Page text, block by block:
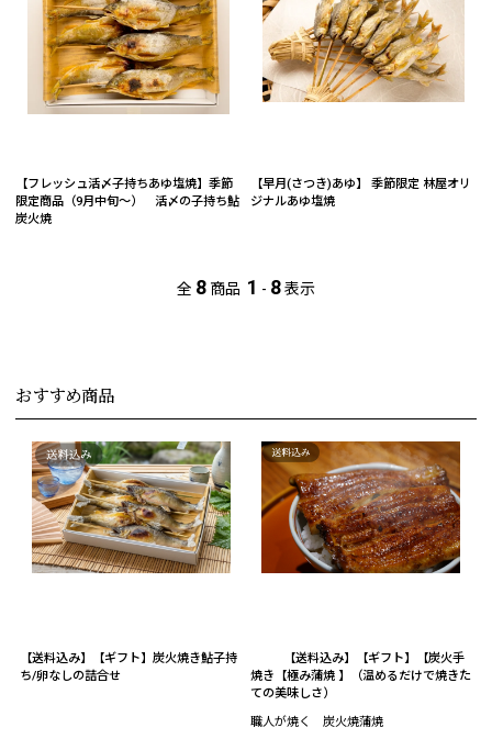
【フレッシュ活〆子持ちあゆ塩焼】季節
限定商品（9月中旬～） 活〆の子持ち鮎
炭火焼
【早月(さつき)あゆ】 季節限定 林屋オリ
ジナルあゆ塩焼
全 8 商品 1 - 8表示
おすすめ商品
【送料込み】【ギフト】炭火焼き鮎子持
ち/卵なしの詰合せ
【送料込み】【ギフト】【炭火手
焼き【極み蒲焼 】（温めるだけで焼きた
ての美味しさ）
職人が焼く 炭火焼蒲焼